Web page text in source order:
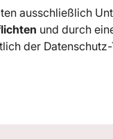
ausschließlich
und durch
der